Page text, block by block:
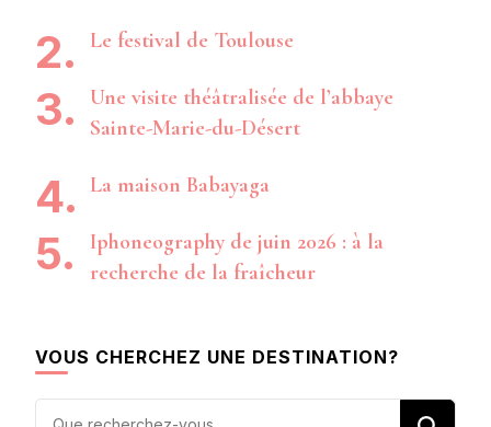
Le festival de Toulouse
Une visite théâtralisée de l’abbaye
Sainte-Marie-du-Désert
La maison Babayaga
Iphoneography de juin 2026 : à la
recherche de la fraîcheur
VOUS CHERCHEZ UNE DESTINATION?
Vous